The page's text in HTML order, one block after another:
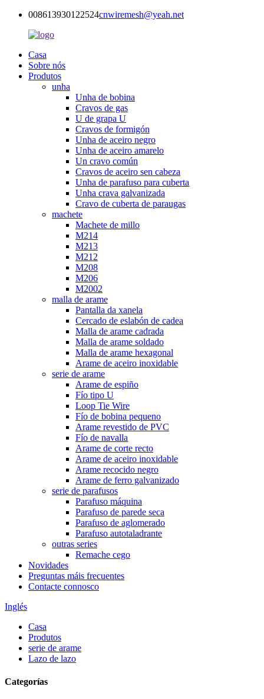
008613930122524cnwiremesh@yeah.net
Casa
Sobre nós
Produtos
unha
Unha de bobina
Cravos de gas
U de grapa U
Cravos de formigón
Unha de aceiro negro
Unha de aceiro amarelo
Un cravo común
Cravos de aceiro sen cabeza
Unha de parafuso para cuberta
Unha crava galvanizada
Cravo de cuberta de paraugas
machete
Machete de millo
M214
M213
M212
M208
M206
M2002
malla de arame
Pantalla da xanela
Cercado de eslabón de cadea
Malla de arame cadrada
Malla de arame soldado
Malla de arame hexagonal
Arame de aceiro inoxidable
serie de arame
Arame de espiño
Fío tipo U
Loop Tie Wire
Fío de bobina pequeno
Arame revestido de PVC
Fío de navalla
Arame de corte recto
Arame de aceiro inoxidable
Arame recocido negro
Arame de ferro galvanizado
serie de parafusos
Parafuso máquina
Parafuso de parede seca
Parafuso de aglomerado
Parafuso autotaladrante
outras series
Remache cego
Novidades
Preguntas máis frecuentes
Contacte connosco
Inglés
Casa
Produtos
serie de arame
Lazo de lazo
Categorías